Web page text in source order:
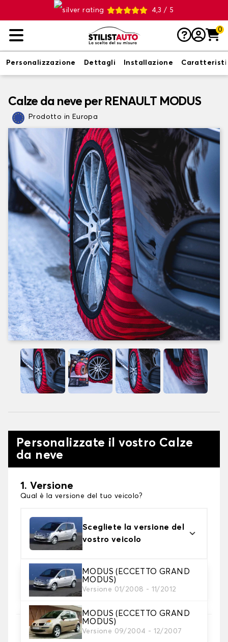
4,3 / 5
0
Personalizzazione Dettagli Installazione
Calze da neve per RENAULT MODUS
Prodotto in Europa
Personalizzate il vostro Calze
da neve
1. Versione
Qual è la versione del tuo veicolo?
Scegliete la versione del
vostro veicolo
MODUS (ECCETTO GRAND
MODUS)
Versione 01/2008 - 11/2012
MODUS (ECCETTO GRAND
MODUS)
Versione 09/2004 - 12/2007
2. Finitura a calza
Scegli le calze da neve adatte alle tue necessità
3. Dimensioni
Inserire le dimensioni del pneumatico